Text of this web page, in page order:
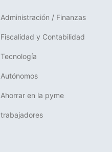
Administración / Finanzas
Fiscalidad y Contabilidad
Tecnología
Autónomos
Ahorrar en la pyme
trabajadores